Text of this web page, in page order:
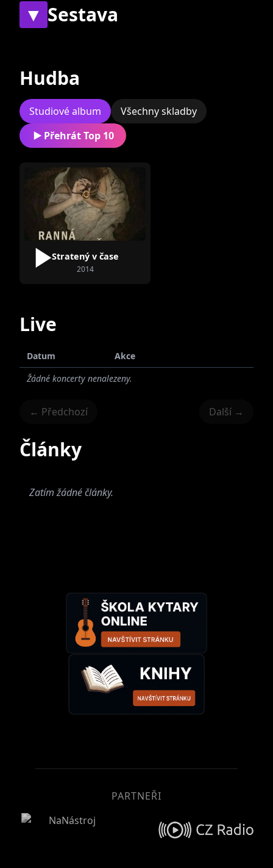
▼ Sestava
Martin Daru
Hudba
Studiové album
Všechny skladby
Přehrát Top 10
Stratený v čase
2014
Live
Datum
Akce
Žádné koncerty nenalezeny.
← Předchozí Další →
Články
Zatím žádné články.
PARTNEŘI